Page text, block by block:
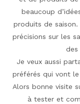
beaucoup
produits de saison.
précisions sur les
Je veux aussi
préférés qui vont
Alors bonne visite
à tester et